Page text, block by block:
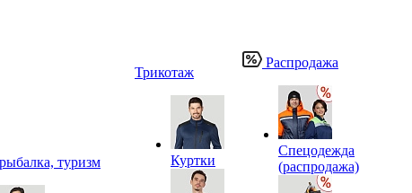
туризм
Трикотаж
Куртки
Распродажа
Спецодежда
(распродажа)